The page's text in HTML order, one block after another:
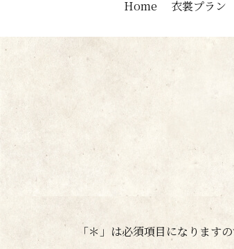
Home 衣裳プラン
「＊ 」は必須項目になります